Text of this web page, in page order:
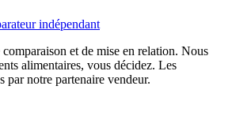
indépendant
et de mise en relation. Nous
alimentaires, vous décidez. Les
par notre partenaire vendeur.